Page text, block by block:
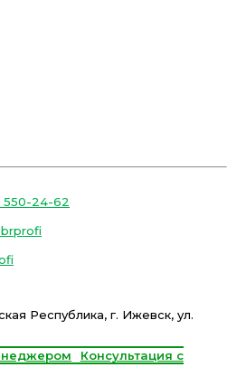
550-24-62
Республика, г. Ижевск, ул.
Консультация с